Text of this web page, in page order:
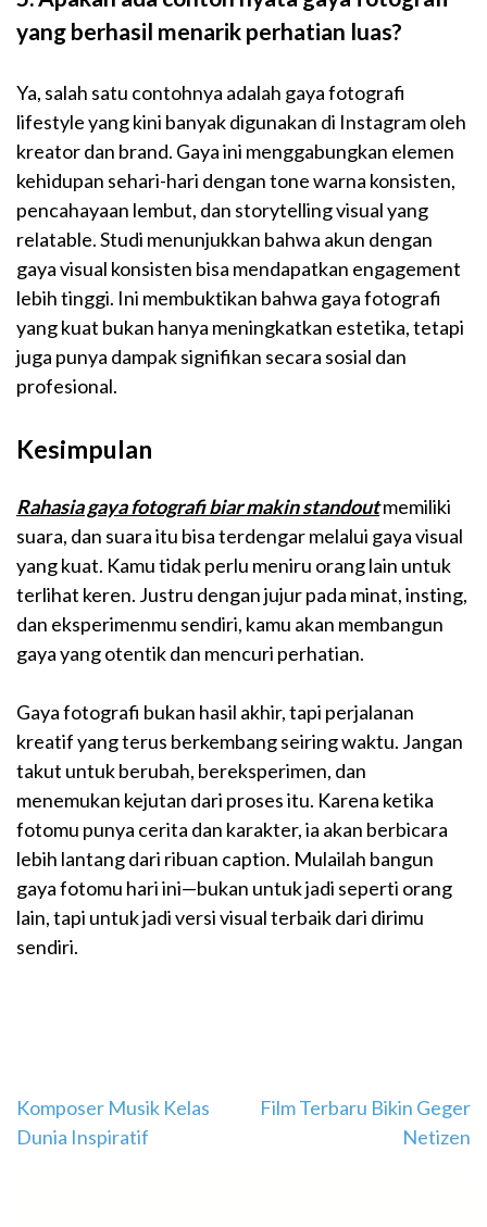
yang berhasil menarik perhatian luas?
Ya, salah satu contohnya adalah gaya fotografi
lifestyle yang kini banyak digunakan di Instagram oleh
kreator dan brand. Gaya ini menggabungkan elemen
kehidupan sehari-hari dengan tone warna konsisten,
pencahayaan lembut, dan storytelling visual yang
relatable. Studi menunjukkan bahwa akun dengan
gaya visual konsisten bisa mendapatkan engagement
lebih tinggi. Ini membuktikan bahwa gaya fotografi
yang kuat bukan hanya meningkatkan estetika, tetapi
juga punya dampak signifikan secara sosial dan
profesional.
Kesimpulan
Rahasia gaya fotografi biar makin standoutmemiliki
suara, dan suara itu bisa terdengar melalui gaya visual
yang kuat. Kamu tidak perlu meniru orang lain untuk
terlihat keren. Justru dengan jujur pada minat, insting,
dan eksperimenmu sendiri, kamu akan membangun
gaya yang otentik dan mencuri perhatian.
Gaya fotografi bukan hasil akhir, tapi perjalanan
kreatif yang terus berkembang seiring waktu. Jangan
takut untuk berubah, bereksperimen, dan
menemukan kejutan dari proses itu. Karena ketika
fotomu punya cerita dan karakter, ia akan berbicara
lebih lantang dari ribuan caption. Mulailah bangun
gaya fotomu hari ini—bukan untuk jadi seperti orang
lain, tapi untuk jadi versi visual terbaik dari dirimu
sendiri.
Navigasi
pos
Komposer Musik Kelas
Dunia Inspiratif
Film Terbaru Bikin Geger
Netizen